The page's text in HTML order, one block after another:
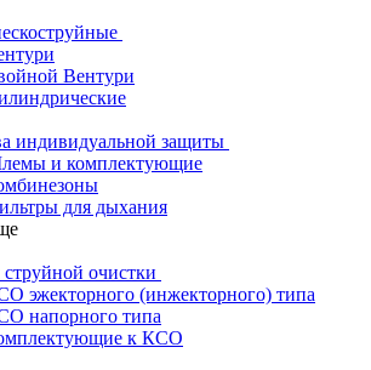
Вентури
индивидуальной защиты
и комплектующие
для дыхания
очистки
эжекторного (инжекторного) типа
напорного типа
к КСО